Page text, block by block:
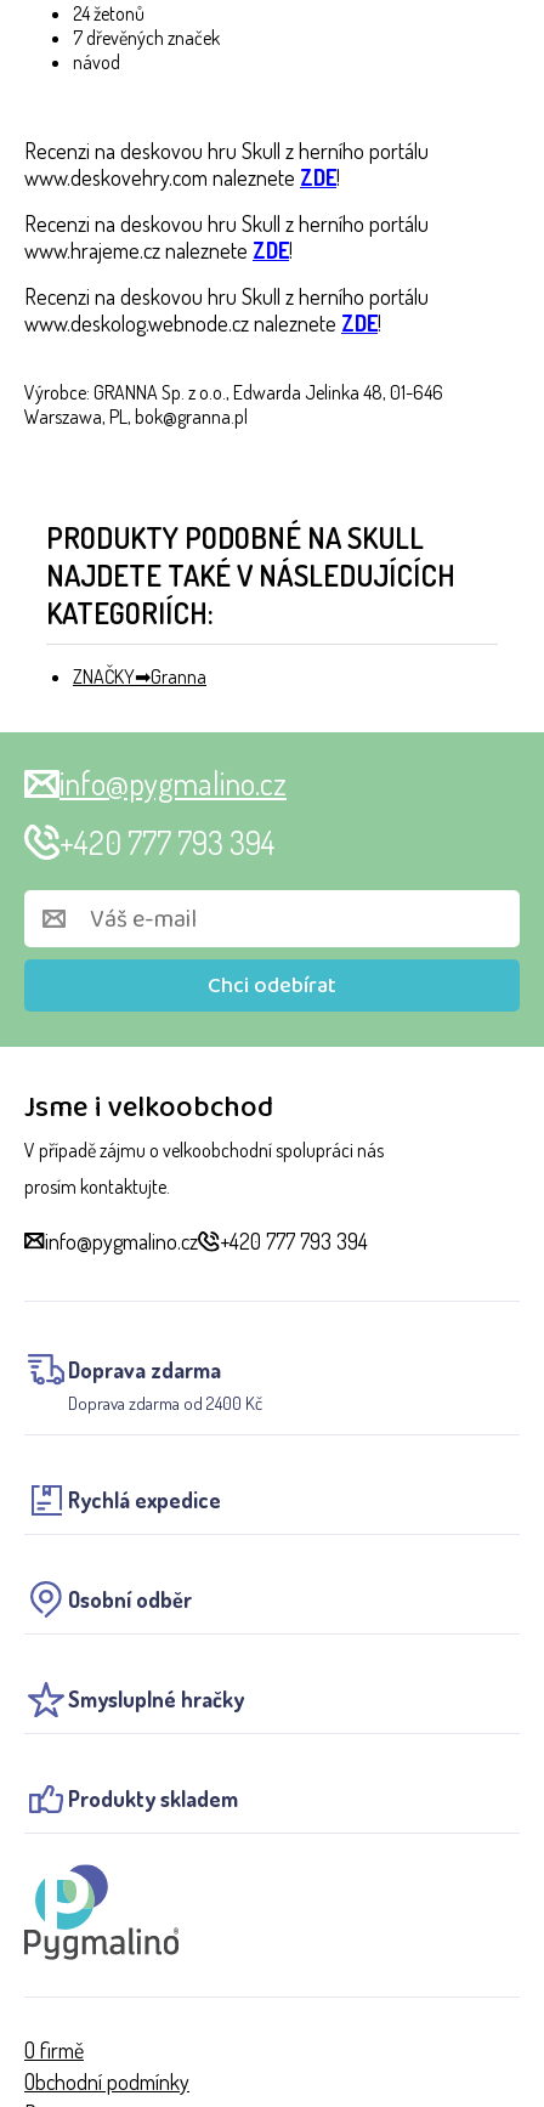
24 žetonů
7 dřevěných značek
návod
Recenzi na deskovou hru Skull z herního portálu
www.deskovehry.com naleznete ZDE!
Recenzi na deskovou hru Skull z herního portálu
www.hrajeme.cz naleznete ZDE!
Recenzi na deskovou hru Skull z herního portálu
www.deskolog.webnode.cz naleznete ZDE!
Výrobce: GRANNA Sp. z o.o., Edwarda Jelinka 48, 01-646
Warszawa, PL, bok@granna.pl
PRODUKTY PODOBNÉ NA SKULL
NAJDETE TAKÉ V NÁSLEDUJÍCÍCH
KATEGORIÍCH:
ZNAČKY Granna
Jsme i velkoobchod
V případě zájmu o velkoobchodní spolupráci nás
prosím kontaktujte.
info@pygmalino.cz +420 777 793 394
Doprava zdarma
Doprava zdarma od 2400 Kč
Rychlá expedice
Osobní odběr
Smysluplné hračky
Produkty skladem
Chci odebírat
info@pygmalino.cz
+420 777 793 394
O firmě
Obchodní podmínky